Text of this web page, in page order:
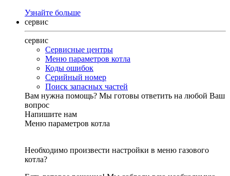
Узнайте больше
сервис
сервис
Сервисные центры
Меню параметров котла
Коды ошибок
Серийный номер
Поиск запасных частей
Вам нужна помощь? Мы готовы ответить на любой Ваш
вопрос
Напишите нам
Меню параметров котла
Необходимо произвести настройки в меню газового
котла?